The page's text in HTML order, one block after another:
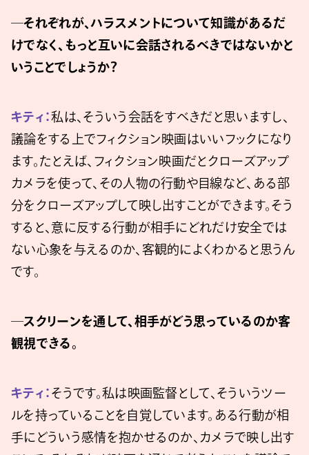
─それぞれが、ハラスメントについて知識があるだ
けでなく、もっと互いに会話されるべきではないかと
いうことでしょうか？
キティ：私は、そういう会話をすべきだと思いますし、
議論をする上でフィクション映画はいいフックになり
ます。たとえば、フィクション映画だとクローズアップ
カメラを使って、その人物の行動や目線など、ある部
分をクローズアップして映し出すことができます。そう
すると、意に反する行動が相手にどれだけ安全では
ない心象を与えるのか、客観的によくわかると思うん
です。
─スクリーンを通して、相手がどう思っているのか客
観視できる。
キティ： そうです。私は映画監督として、そういうツー
ルを持っていることを自覚しています。ある行動が相
手にどういう感情を抱かせるのか、カメラで映し出す